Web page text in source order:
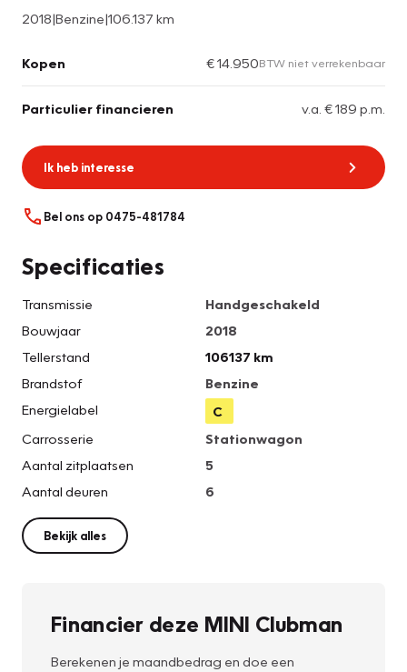
2018|Benzine|106.137 km
Kopen € 14.950BTW niet verrekenbaar
Particulier financieren v.a. € 189 p.m.
Ik heb interesse
Bel ons op 0475-481784
Specificaties
Transmissie
Handgeschakeld
Bouwjaar
2018
Tellerstand
106137 km
Brandstof
Benzine
Energielabel
C
Carrosserie
Stationwagon
Aantal zitplaatsen
5
Aantal deuren
6
Bekijk alles
Financier deze MINI Clubman
Berekenen je maandbedrag en doe een